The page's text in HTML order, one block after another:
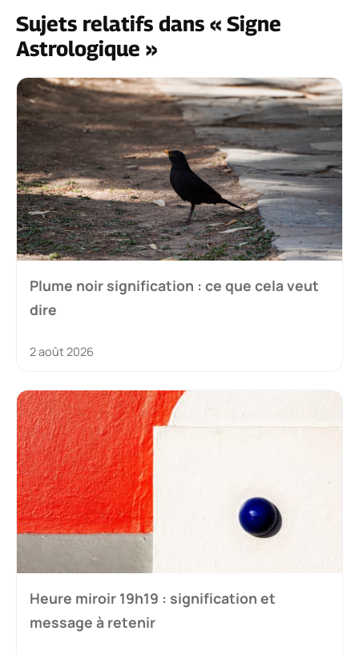
Sujets relatifs dans « Signe
Astrologique »
Plume noir signification : ce que cela veut
dire
2 août 2026
Heure miroir 19h19 : signification et
message à retenir